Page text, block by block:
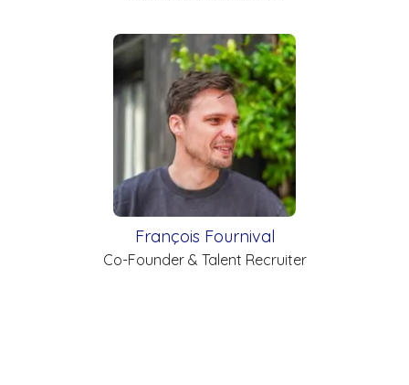
François Fournival
Co-Founder & Talent Recruiter